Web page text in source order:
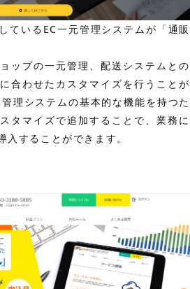
ているEC一元管理システムが「通販
ップの一元管理、配送システムとの
合わせたカスタマイズを行うことが
理システムの基本的な機能を持つた
タマイズで追加することで、業務に
することができます。